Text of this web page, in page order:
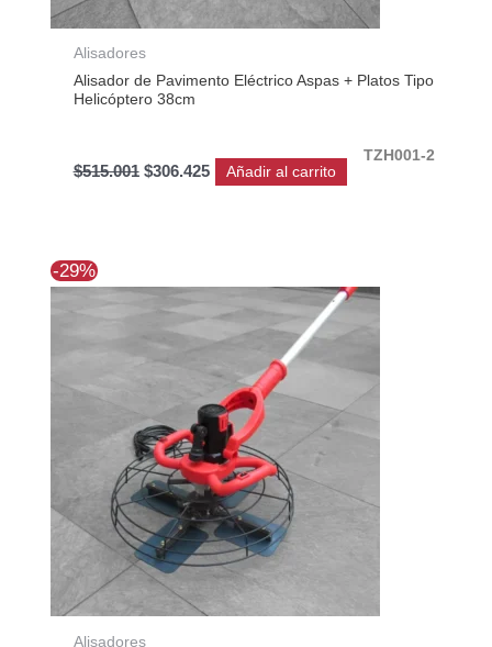
Alisadores
Alisador de Pavimento Eléctrico Aspas + Platos Tipo
Helicóptero 38cm
TZH001-2
$515.001 $306.425 Añadir al carrito
-29%
Alisadores
precio
original
$370.800.
precio
$263.403.